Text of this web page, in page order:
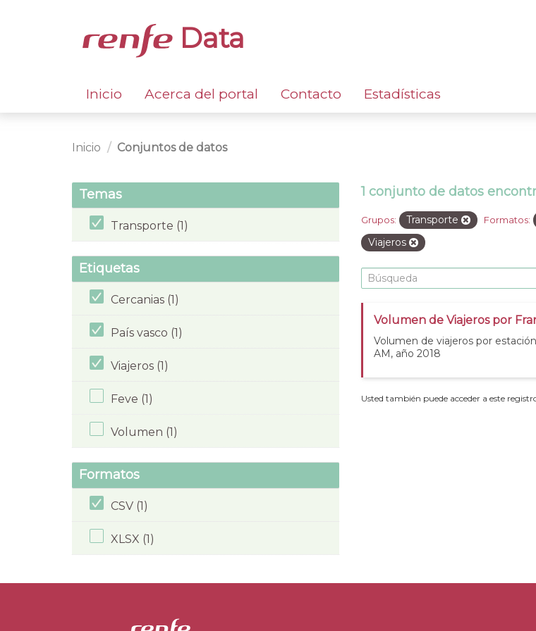
Data
Inicio Acerca del portal Contacto Estadísticas
Inicio Conjuntos de datos
Temas
Transporte (1)
Etiquetas
Cercanias (1)
País vasco (1)
Viajeros (1)
Feve (1)
Volumen (1)
Formatos
CSV (1)
XLSX (1)
1 conjunto de datos
Grupos: Transporte Formatos:
Viajeros
Volumen de Viajeros por
Volumen de viajeros por
AM, año 2018
Usted también puede acceder a este